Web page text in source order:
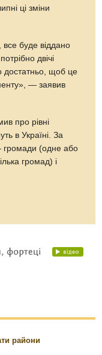
ці зміни
все буде віддано
двічі
достатньо, щоб це
— заявив
про рівні
в Україні. За
громади (одне або
громад) і
райони